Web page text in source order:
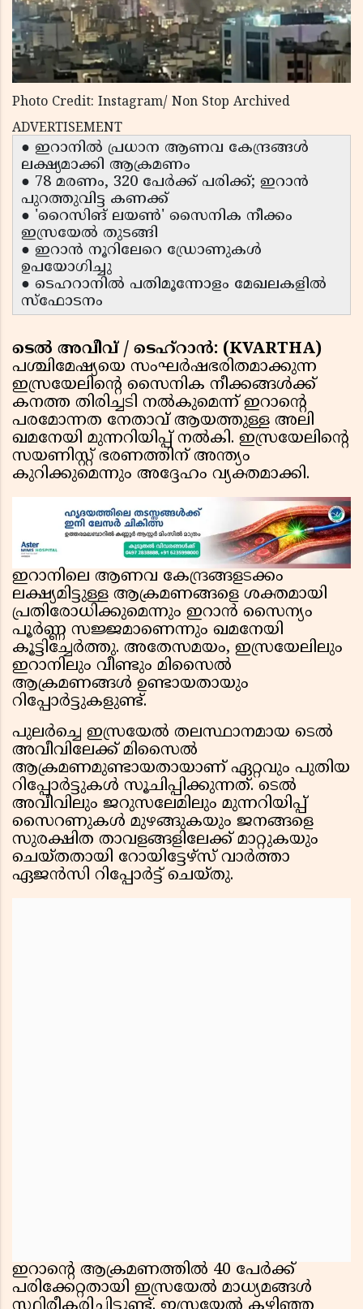
Photo Credit: Instagram/ Non Stop Archived
ADVERTISEMENT
● ഇറാനിൽ പ്രധാന ആണവ കേന്ദ്രങ്ങൾ
ലക്ഷ്യമാക്കി ആക്രമണം
● 78 മരണം, 320 പേർക്ക് പരിക്ക്; ഇറാൻ
പുറത്തുവിട്ട കണക്ക്
● 'റൈസിങ് ലയൺ' സൈനിക നീക്കം
ഇസ്രയേൽ തുടങ്ങി
● ഇറാൻ നൂറിലേറെ ഡ്രോണുകൾ
ഉപയോഗിച്ചു
● ടെഹറാനിൽ പതിമൂന്നോളം മേഖലകളിൽ
സ്ഫോടനം
ടെൽ അവീവ് / ടെഹ്‌റാൻ: (KVARTHA)
പശ്ചിമേഷ്യയെ സംഘർഷഭരിതമാക്കുന്ന
ഇസ്രയേലിന്റെ സൈനിക നീക്കങ്ങൾക്ക്
കനത്ത തിരിച്ചടി നൽകുമെന്ന് ഇറാൻ്റെ
പരമോന്നത നേതാവ് ആയത്തുള്ള അലി
ഖമനേയി മുന്നറിയിപ്പ് നൽകി. ഇസ്രയേലിന്റെ
സയണിസ്റ്റ് ഭരണത്തിന് അന്ത്യം
കുറിക്കുമെന്നും അദ്ദേഹം വ്യക്തമാക്കി.
ഇറാനിലെ ആണവ കേന്ദ്രങ്ങളടക്കം
ലക്ഷ്യമിട്ടുള്ള ആക്രമണങ്ങളെ ശക്തമായി
പ്രതിരോധിക്കുമെന്നും ഇറാൻ സൈന്യം
പൂർണ്ണ സജ്ജമാണെന്നും ഖമനേയി
കൂട്ടിച്ചേർത്തു. അതേസമയം, ഇസ്രയേലിലും
ഇറാനിലും വീണ്ടും മിസൈൽ
ആക്രമണങ്ങൾ ഉണ്ടായതായും
റിപ്പോർട്ടുകളുണ്ട്.
പുലർച്ചെ ഇസ്രയേൽ തലസ്ഥാനമായ ടെൽ
അവീവിലേക്ക് മിസൈൽ
ആക്രമണമുണ്ടായതായാണ് ഏറ്റവും പുതിയ
റിപ്പോർട്ടുകൾ സൂചിപ്പിക്കുന്നത്. ടെൽ
അവീവിലും ജറുസലേമിലും മുന്നറിയിപ്പ്
സൈറണുകൾ മുഴങ്ങുകയും ജനങ്ങളെ
സുരക്ഷിത താവളങ്ങളിലേക്ക് മാറ്റുകയും
ചെയ്തതായി റോയിട്ടേഴ്‌സ് വാർത്താ
ഏജൻസി റിപ്പോർട്ട് ചെയ്തു.
ഇറാൻ്റെ ആക്രമണത്തിൽ 40 പേർക്ക്
പരിക്കേറ്റതായി ഇസ്രയേൽ മാധ്യമങ്ങൾ